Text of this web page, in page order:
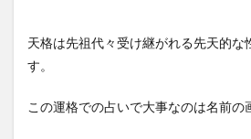
天格は先祖代々受け継がれる先天的な
す。
この運格での占いで大事なのは名前の